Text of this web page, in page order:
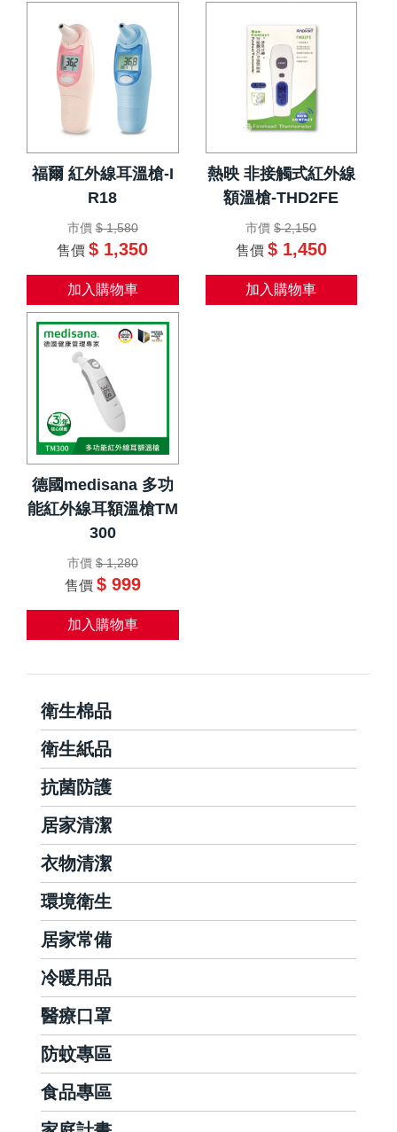
福爾 紅外線耳溫槍-I
R18
市價 $ 1,580
售價 $ 1,350
加入購物車
熱映 非接觸式紅外線
額溫槍-THD2FE
市價 $ 2,150
售價 $ 1,450
加入購物車
德國medisana 多功
能紅外線耳額溫槍TM
300
市價 $ 1,280
售價 $ 999
加入購物車
衛生棉品
衛生紙品
抗菌防護
居家清潔
衣物清潔
環境衛生
居家常備
冷暖用品
醫療口罩
防蚊專區
食品專區